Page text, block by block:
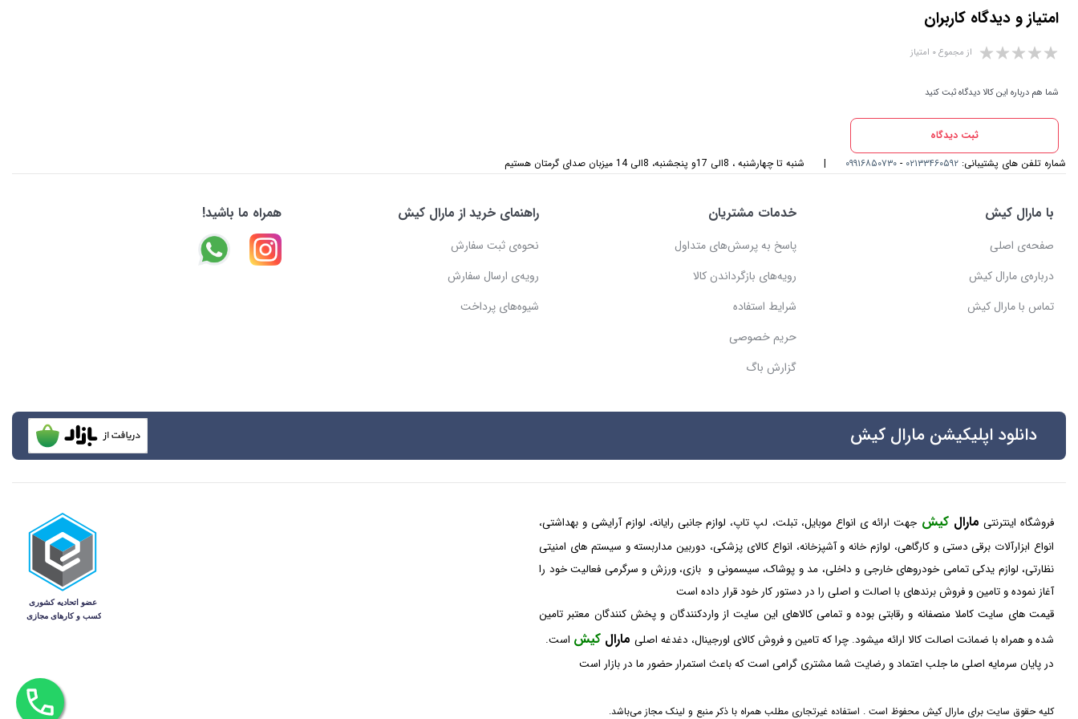
امتیاز و دیدگاه کاربران
از مجموع ۰ امتیاز
شما هم درباره این کالا دیدگاه ثبت کنید
ثبت دیدگاه
شماره تلفن های پشتیبانی: ۰۲۱۳۳۴۶۰۵۹۲ - ۰۹۹۱۶۸۵۰۷۳۰ | شنبه تا چهارشنبه ، 8الی 17و پنجشنبه، 8الی 14 میزبان صدای گرمتان هستیم
با مارال کیش
صفحه‌ی اصلی
درباره‌ی مارال کیش
تماس با مارال کیش
خدمات مشتریان
پاسخ به پرسش‌های متداول
رویه‌های بازگرداندن کالا
شرایط استفاده
حریم خصوصی
گزارش باگ
راهنمای خرید از مارال کیش
نحوه‌ی ثبت سفارش
رویه‌ی ارسال سفارش
شیوه‌های پرداخت
همراه ما باشید!
دانلود اپلیکیشن مارال کیش
فروشگاه اینترنتی مارالکیش جهت ارائه ی انواع موبایل، تبلت، لپ تاپ، لوازم جانبی رایانه، لوازم آرایشی و بهداشتی،
انواع ابزارآلات برقی دستی و کارگاهی، لوازم خانه و آشپزخانه، انواع کالای پزشکی، دوربین مداربسته و سیستم های امنیتی
نظارتی، لوازم یدکی تمامی خودروهای خارجی و داخلی، مد و پوشاک، سیسمونی و بازی، ورزش و سرگرمی فعالیت خود را
آغاز نموده و تامین و فروش برندهای با اصالت و اصلی را در دستور کار خود قرار داده است
قیمت های سایت کاملا منصفانه و رقابتی بوده و تمامی کالاهای این سایت از واردکنندگان و پخش کنندگان معتبر تامین
شده و همراه با ضمانت اصالت کالا ارائه میشود. چرا که تامین و فروش کالای اورجینال، دغدغه اصلی مارال کیش است.
در پایان سرمایه اصلی ما جلب اعتماد و رضایت شما مشتری گرامی است که باعث استمرار حضور ما در بازار است
کلیه حقوق سایت برای مارال کیش محفوظ است . استفاده غیرتجاری مطلب همراه با ذکر منبع و لینک مجاز می‌باشد.